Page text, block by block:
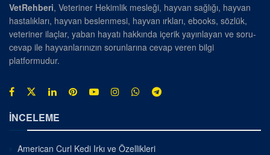
VetRehberi, Veteriner Hekimlik mesleği, hayvan sağlığı, hayvan
hastalıkları, hayvan beslenmesi, hayvan ırkları, ebooks, sözlük,
veteriner ilaçlar, yaban hayatı hakkında içerik yayınlayan ve soru-
cevap ile hayvanlarınızın sorunlarına cevap veren bilgi
platformudur.
İNCELEME
American Curl Kedi Irkı ve Özellikleri